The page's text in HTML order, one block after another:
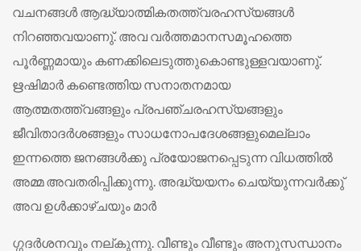
വചനങ്ങള്‍ ആദ്ധ്യാത്മികതത്ത്വരഹസ്യങ്ങള്‍
നിറഞ്ഞവയാണു്. അവ വര്‍ത്തമാനസമൂഹത്തെ
പൂര്‍ണ്ണമായും കണക്കിലെടുത്തുകൊണ്ടുള്ളവയാണു്.
ഋഷിമാര്‍ കണ്ടെത്തിയ സനാതനമായ
ആത്മതത്ത്വങ്ങളും പ്രപഞ്ചരഹസ്യങ്ങളും
ജീവിതാദര്‍ശങ്ങളും സാധനോപദേശങ്ങളുമെല്ലാം
ഇന്നത്തെ ജനങ്ങള്‍ക്കു പ്രയോജനപ്പെടുന്ന വിധത്തില്‍
അമ്മ അവതരിപ്പിക്കുന്നു. അദ്ധ്യയനം ചെയ്യുന്നവര്‍ക്കു്
അവ ഉള്‍ക്കാഴ്ചയും മാര്‍
ഗ്ഗദര്‍ശനവും നല്കുന്നു. വീണ്ടും വീണ്ടും അനുസന്ധാനം